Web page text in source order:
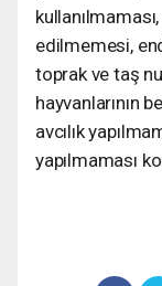
edilmemesi,
toprak ve taş
hayvanlarının
avcılık
yapılmaması